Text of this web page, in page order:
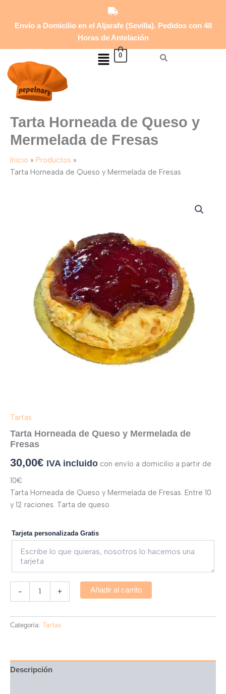
contenidoEnvío a Domicilio en el Aljarafe (Sevilla). Pedidos con 48
Horas de Antelación
Menú
0
Tarta Horneada de Queso y
Mermelada de Fresas
Inicio
Productos
Tarta Horneada de Queso y Mermelada de Fresas
Tartas
Tarta Horneada de Queso y Mermelada de
Fresas
30,00€ IVA incluido con envío a domicilio a partir de
10€
Tarta Horneada de Queso y Mermelada de Fresas. Entre 10
y 12 raciones. Tarta de queso
Tarjeta personalizada Gratis
- + Añadir al carrito
Categoría: Tartas
Descripción
Mermelada